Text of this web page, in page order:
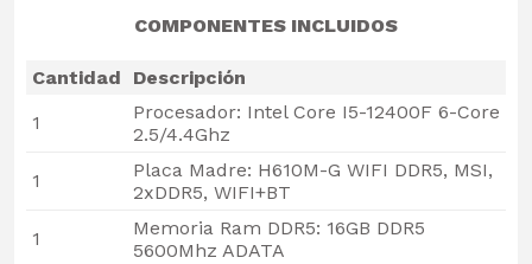
COMPONENTES INCLUIDOS
Cantidad
Descripción
1
Procesador: Intel Core I5-12400F 6-Core
2.5/4.4Ghz
1
Placa Madre: H610M-G WIFI DDR5, MSI,
2xDDR5, WIFI+BT
1
Memoria Ram DDR5: 16GB DDR5
5600Mhz ADATA